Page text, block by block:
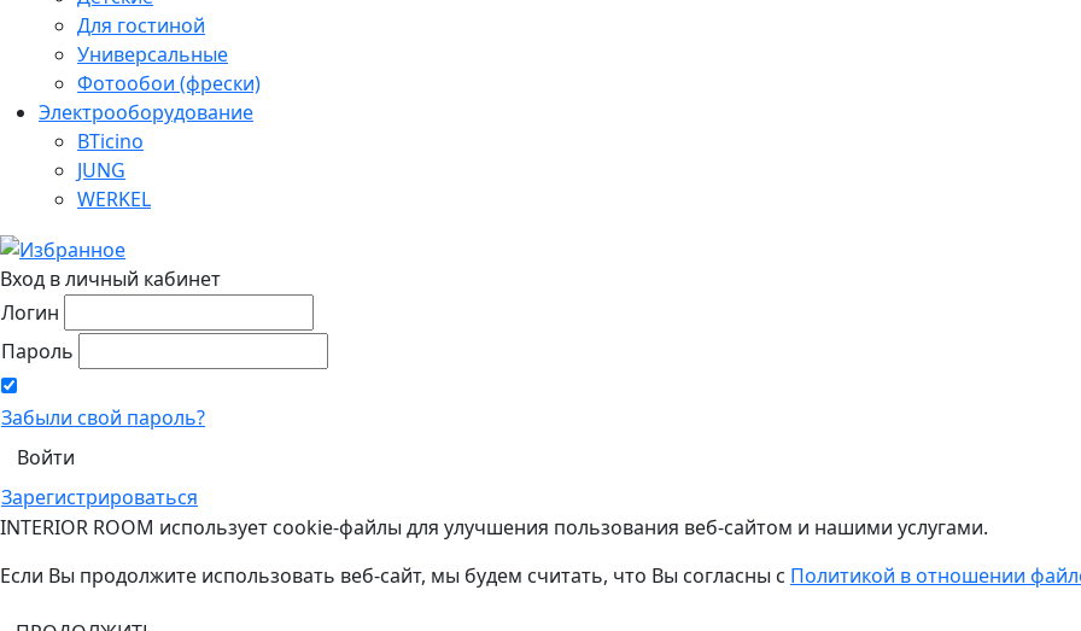
Для гостиной
Универсальные
Фотообои (фрески)
Электрооборудование
BTicino
JUNG
WERKEL
Вход в личный кабинет
Логин
Пароль
Забыли свой пароль?
Зарегистрироваться
INTERIOR ROOM использует cookie-файлы для улучшения пользования веб-сайтом и нашими услугами.
Если Вы продолжите использовать веб-сайт, мы будем считать, что Вы согласны с Политикой в отношении